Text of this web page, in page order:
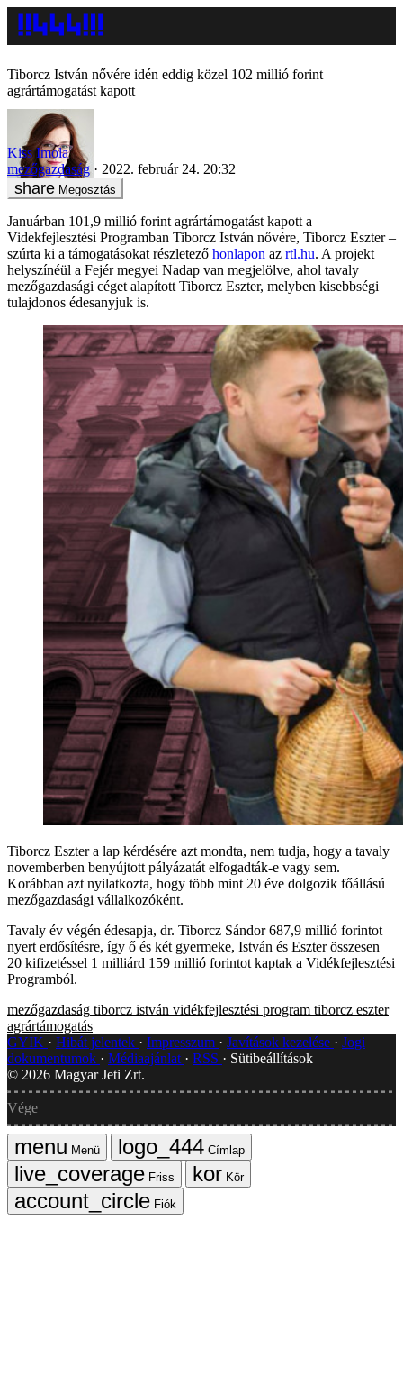
Tiborcz István nővére idén eddig közel 102 millió forint
agrártámogatást kapott
Kiss Imola
mezőgazdaság
2022. február 24. 20:32
Megosztás
Januárban 101,9 millió forint agrártámogatást kapott a
Videkfejlesztési Programban Tiborcz István nővére, Tiborcz Eszter –
szúrta ki a támogatásokat részletező honlapon az rtl.hu. A projekt
helyszínéül a Fejér megyei Nadap van megjelölve, ahol tavaly
mezőgazdasági céget alapított Tiborcz Eszter, melyben kisebbségi
tulajdonos édesanyjuk is.
Tiborcz Eszter a lap kérdésére azt mondta, nem tudja, hogy a tavaly
novemberben benyújtott pályázatát elfogadták-e vagy sem.
Korábban azt nyilatkozta, hogy több mint 20 éve dolgozik főállású
mezőgazdasági vállalkozóként.
Tavaly év végén édesapja, dr. Tiborcz Sándor 687,9 millió forintot
nyert erdősítésre, így ő és két gyermeke, István és Eszter összesen
20 kifizetéssel 1 milliárd 159 millió forintot kaptak a Vidékfejlesztési
Programból.
mezőgazdaság tiborcz istván vidékfejlesztési program tiborcz eszter
agrártámogatás
GYIK
Hibát jelentek Impresszum Javítások kezelése
Jogi
dokumentumok
Médiaajánlat RSS
Sütibeállítások
© 2026 Magyar Jeti Zrt.
Vége
Menü
Címlap
Friss
Kör
Fiók